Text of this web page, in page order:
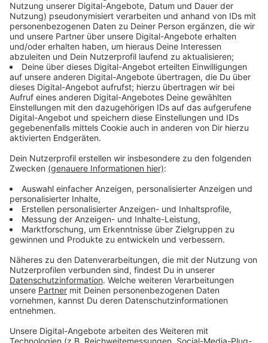
erforderte. Das positive Ergebnis zeigt, dass
Leverkusen auf einem guten Weg ist, so das
zuständige Gremium.
Anzeige
Auszeichnung für vorbildliche
Klimaanpassung
Anzeige
Maßnahmen zur Klimaanpassung hervorgetan. Die
Stadt analysierte ihre Klimawirkungen und entwickelte
ein zukunftsorientiertes Konzept, das nun als Vorbild
für andere Kommunen dient.
Anzeige
Weitere Meldungen aus Leverkusen